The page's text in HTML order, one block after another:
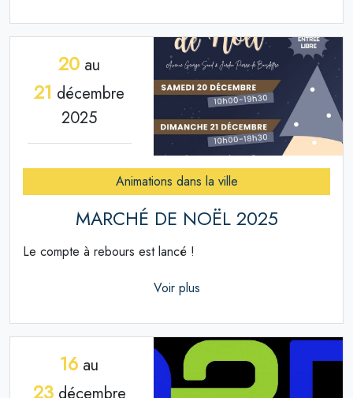
20 au
21 décembre
2025
Animations dans la ville
MARCHÉ DE NOËL 2025
Le compte à rebours est lancé !
Voir plus
16 au
23décembre